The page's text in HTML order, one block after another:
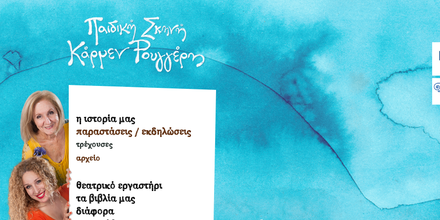
η ιστορία μας
παραστάσεις / εκδηλώσεις
τρέχουσες
αρχείο
θεατρικό εργαστήρι
τα βιβλία μας
διάφορα
η
ιστορία
μας
παραστάσεις
/
εκδηλώσεις
τρέχουσες
αρχείο